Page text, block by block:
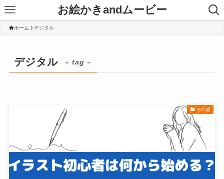
お絵かきandムービー
ホーム デジタル
デジタル – tag –
その他